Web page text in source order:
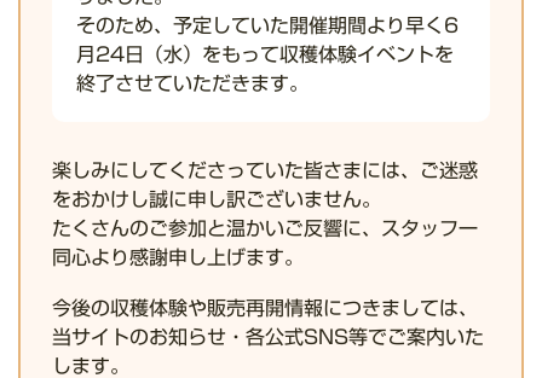
そのため、予定していた開催期間より早く6
月24日（水）をもって収穫体験イベントを
終了させていただきます。
楽しみにしてくださっていた皆さまには、ご迷惑
をおかけし誠に申し訳ございません。
たくさんのご参加と温かいご反響に、スタッフ一
同心より感謝申し上げます。
今後の収穫体験や販売再開情報につきましては、
当サイトのお知らせ・各公式SNS等でご案内いた
します。